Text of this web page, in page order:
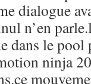
dialogue
n’en
dans le
ninja